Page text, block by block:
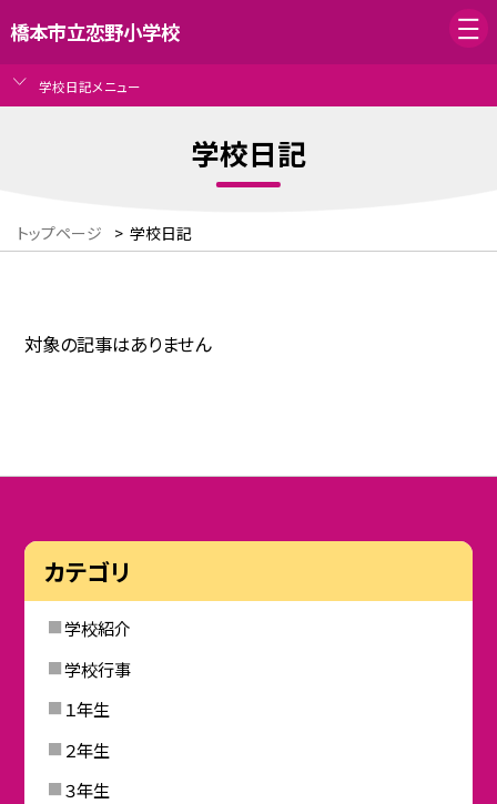
橋本市立恋野小学校
学校日記メニュー
学校日記
トップページ > 学校日記
対象の記事はありません
カテゴリ
学校紹介
学校行事
１年生
２年生
３年生